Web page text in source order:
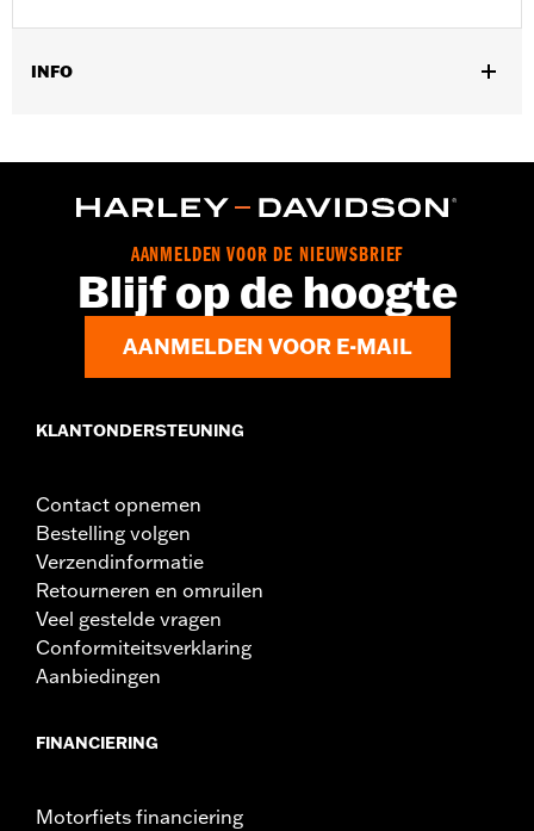
INFO
volgende P/N's: 52300559A, 52300558A, 52300555A,
52300617A, and 52300556A.
Installatie-instructies
Apart verkocht:Compact rugsteunkussens voor de passagier
Hoogte:16 Inches
Per stuk verkocht:Elk
AANMELDEN VOOR DE NIEUWSBRIEF
Blijf op de hoogte
AANMELDEN VOOR E-MAIL
KLANTONDERSTEUNING
Contact opnemen
Bestelling volgen
Verzendinformatie
Retourneren en omruilen
Veel gestelde vragen
Conformiteitsverklaring
Aanbiedingen
FINANCIERING
Motorfiets financiering